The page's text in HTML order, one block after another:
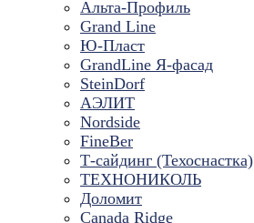
Альта-Профиль
Grand Line
Ю-Пласт
GrandLine Я-фасад
SteinDorf
АЭЛИТ
Nordside
FineBer
Т-сайдинг (Техоснастка)
ТЕХНОНИКОЛЬ
Доломит
Canada Ridge